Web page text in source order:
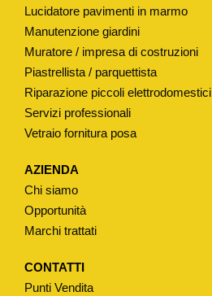
Lucidatore pavimenti in marmo
Manutenzione giardini
Muratore / impresa di costruzioni
Piastrellista / parquettista
Riparazione piccoli elettrodomestici
Servizi professionali
Vetraio fornitura posa
AZIENDA
Chi siamo
Opportunità
Marchi trattati
CONTATTI
Punti Vendita